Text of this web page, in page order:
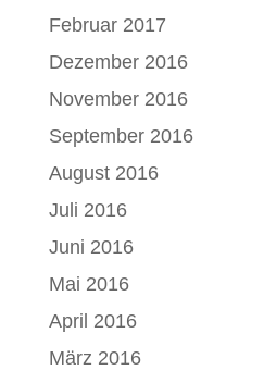
Februar 2017
Dezember 2016
November 2016
September 2016
August 2016
Juli 2016
Juni 2016
Mai 2016
April 2016
März 2016